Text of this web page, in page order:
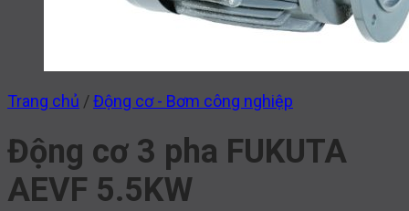
Trang chủ /Động cơ - Bơm công nghiệp
Động cơ 3 pha FUKUTA
AEVF 5.5KW